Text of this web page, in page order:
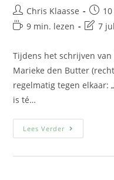
Chris Klaasse
9 min. lezen
7
Tijdens het schrijven van
Marieke den Butter
regelmatig tegen elkaar:
is té…
Lees Verder